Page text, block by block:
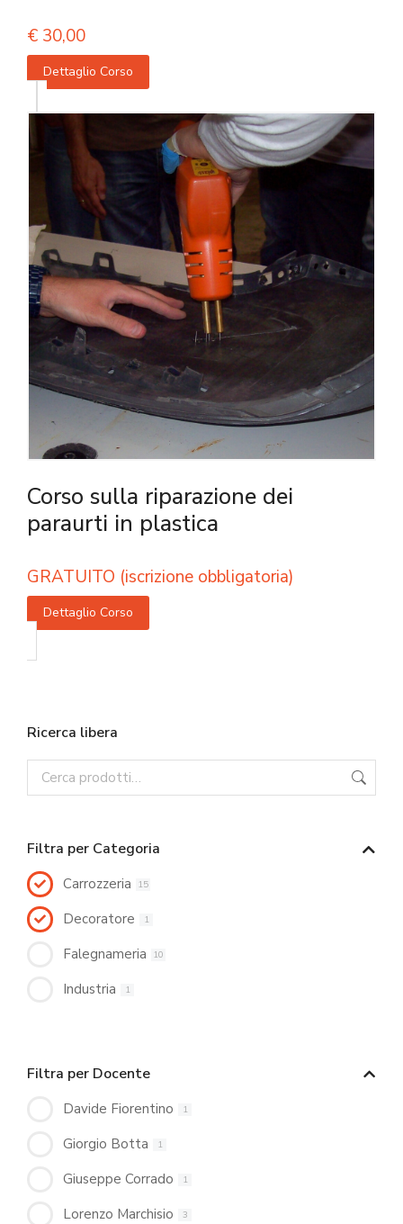
€ 30,00
Dettaglio Corso
Corso sulla riparazione dei
paraurti in plastica
GRATUITO (iscrizione obbligatoria)
Dettaglio Corso
Ricerca libera
Filtra per Categoria
Carrozzeria 15
Decoratore 1
Falegnameria 10
Industria 1
Filtra per Docente
Davide Fiorentino 1
Giorgio Botta 1
Giuseppe Corrado 1
Lorenzo Marchisio 3